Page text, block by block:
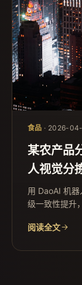
食品 · 2026-
某农产品
人视觉分
用 DaoAI 机
级一致性提升
阅读全文